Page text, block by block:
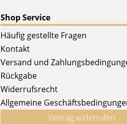
Shop Service
Häufig gestellte Fragen
Kontakt
Versand und
Rückgabe
Widerrufsrecht
Allgemeine
Vertrag widerrufen